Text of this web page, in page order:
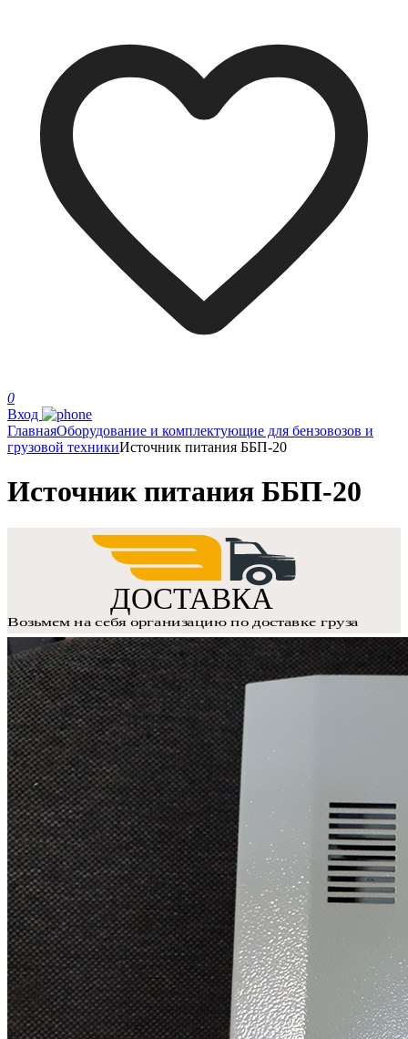
0
Вход
ГлавнаяОборудование и комплектующие для бензовозов и
грузовой техникиИсточник питания ББП-20
Источник питания ББП-20